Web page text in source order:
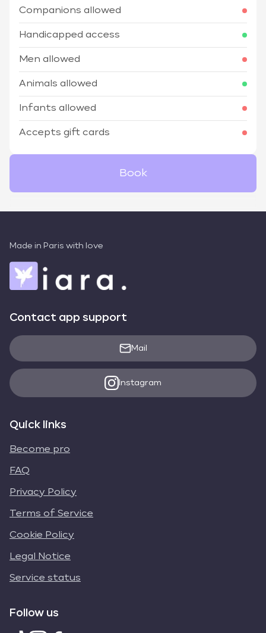
Companions allowed
Handicapped access
Men allowed
Animals allowed
Infants allowed
Accepts gift cards
Book
Made in Paris with love
Contact app support
Mail
Instagram
Quick links
Become pro
FAQ
Privacy Policy
Terms of Service
Cookie Policy
Legal Notice
Service status
Follow us